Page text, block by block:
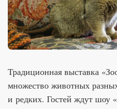
Традиционная выставка
множество животных
и редких. Гостей ждут шоу